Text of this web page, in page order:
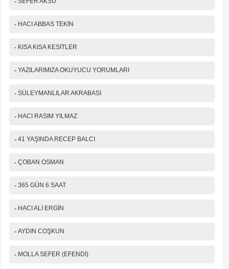
- HACI ABBAS TEKİN
- KISA KISA KESİTLER
- YAZILARIMIZA OKUYUCU YORUMLARI
- SÜLEYMANLILAR AKRABASI
- HACI RASIM YILMAZ
- 41 YAŞINDA RECEP BALCI
- ÇOBAN OSMAN
- 365 GÜN 6 SAAT
- HACI ALİ ERGİN
- AYDIN COŞKUN
- MOLLA SEFER (EFENDİ)